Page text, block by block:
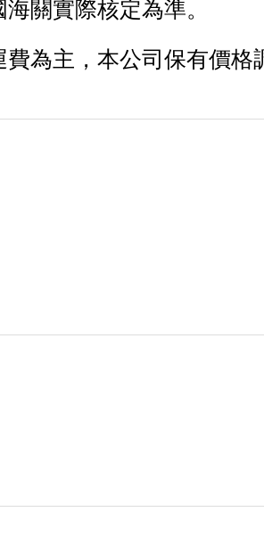
關實際核定為準。
為主，本公司保有價格